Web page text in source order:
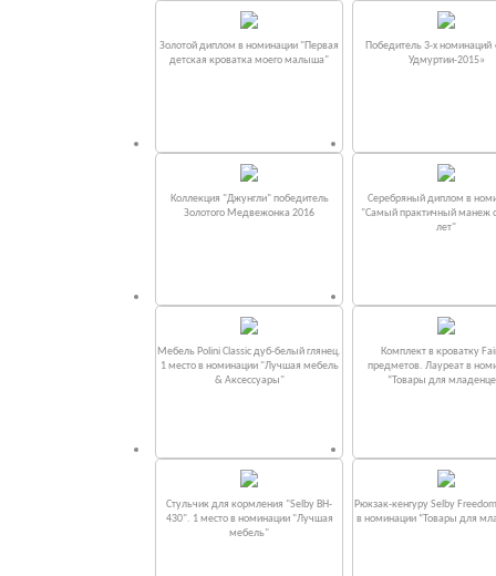
Золотой диплом в номинации "Первая
детская кроватка моего малыша"
Победитель 3-х номинаций
Удмуртии-2015»
Коллекция "Джунгли" победитель
Золотого Медвежонка 2016
Серебряный диплом в
"Самый практичный манеж
лет"
Мебель Polini Classic дуб-белый глянец.
1 место в номинации "Лучшая мебель
& Аксессуары"
Комплект в кроватку
предметов. Лауреат в
“Товары для
Стульчик для кормления "Selby BH-
430". 1 место в номинации "Лучшая
мебель"
Рюкзак-кенгуру Selby
в номинации “Товары для